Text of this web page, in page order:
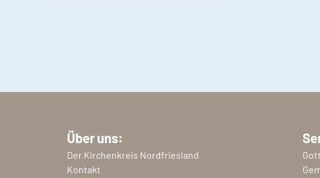
Über uns:
Der Kirchenkreis Nordfriesland
Kontakt